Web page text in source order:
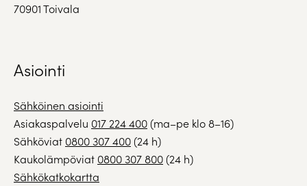
70901 Toivala
Asiointi
Sähköinen asiointi
Asiakaspalvelu 017 224 400(ma–pe klo 8–16)
Sähköviat 0800 307 400(24 h)
Kaukolämpöviat 0800 307 800(24 h)
Sähkökatkokartta